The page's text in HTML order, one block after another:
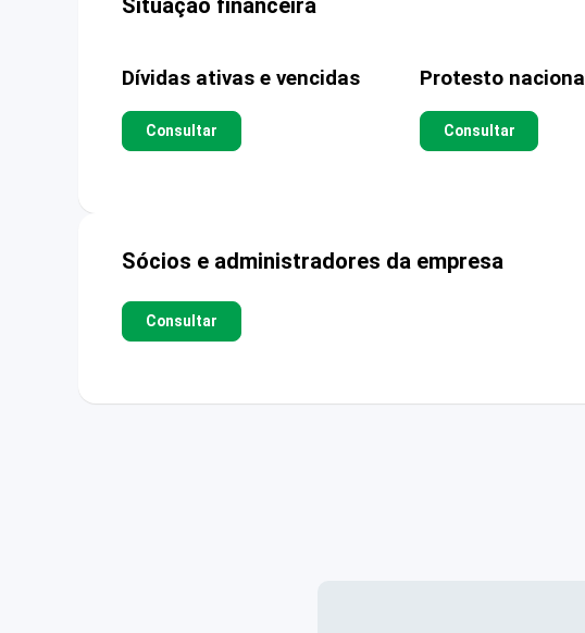
Situação financeira
Dívidas ativas e vencidas
Consultar
Protesto nacional
Consultar
Sócios e administradores da empresa
Consultar